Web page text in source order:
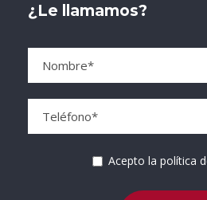
¿Le llamamos?
Acepto la política